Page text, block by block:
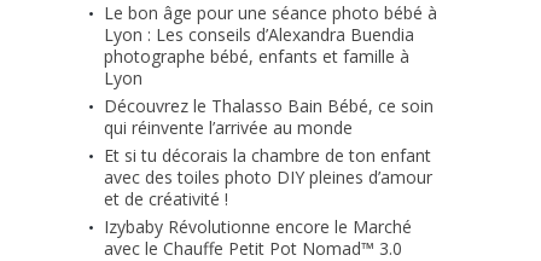
Le bon âge pour une séance photo bébé à
Lyon : Les conseils d’Alexandra Buendia
photographe bébé, enfants et famille à
Lyon
Découvrez le Thalasso Bain Bébé, ce soin
qui réinvente l’arrivée au monde
Et si tu décorais la chambre de ton enfant
avec des toiles photo DIY pleines d’amour
et de créativité !
Izybaby Révolutionne encore le Marché
avec le Chauffe Petit Pot Nomad™ 3.0